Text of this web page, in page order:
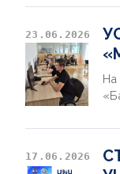
23.06.2026
На
17.06.2026